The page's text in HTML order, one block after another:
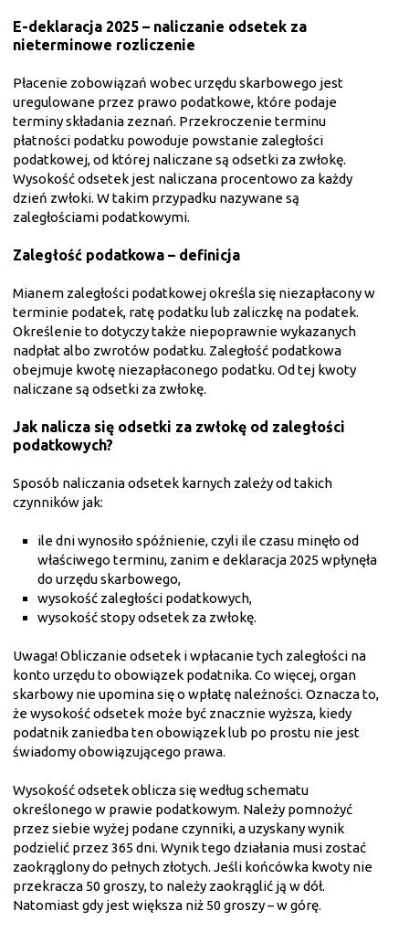
E-deklaracja 2025 – naliczanie odsetek za
nieterminowe rozliczenie
Płacenie zobowiązań wobec urzędu skarbowego jest
uregulowane przez prawo podatkowe, które podaje
terminy składania zeznań. Przekroczenie terminu
płatności podatku powoduje powstanie zaległości
podatkowej, od której naliczane są odsetki za zwłokę.
Wysokość odsetek jest naliczana procentowo za każdy
dzień zwłoki. W takim przypadku nazywane są
zaległościami podatkowymi.
Zaległość podatkowa – definicja
Mianem zaległości podatkowej określa się niezapłacony w
terminie podatek, ratę podatku lub zaliczkę na podatek.
Określenie to dotyczy także niepoprawnie wykazanych
nadpłat albo zwrotów podatku. Zaległość podatkowa
obejmuje kwotę niezapłaconego podatku. Od tej kwoty
naliczane są odsetki za zwłokę.
Jak nalicza się odsetki za zwłokę od zaległości
podatkowych?
Sposób naliczania odsetek karnych zależy od takich
czynników jak:
ile dni wynosiło spóźnienie, czyli ile czasu minęło od
właściwego terminu, zanim e deklaracja 2025 wpłynęła
do urzędu skarbowego,
wysokość zaległości podatkowych,
wysokość stopy odsetek za zwłokę.
Uwaga! Obliczanie odsetek i wpłacanie tych zaległości na
konto urzędu to obowiązek podatnika. Co więcej, organ
skarbowy nie upomina się o wpłatę należności. Oznacza to,
że wysokość odsetek może być znacznie wyższa, kiedy
podatnik zaniedba ten obowiązek lub po prostu nie jest
świadomy obowiązującego prawa.
Wysokość odsetek oblicza się według schematu
określonego w prawie podatkowym. Należy pomnożyć
przez siebie wyżej podane czynniki, a uzyskany wynik
podzielić przez 365 dni. Wynik tego działania musi zostać
zaokrąglony do pełnych złotych. Jeśli końcówka kwoty nie
przekracza 50 groszy, to należy zaokrąglić ją w dół.
Natomiast gdy jest większa niż 50 groszy – w górę.